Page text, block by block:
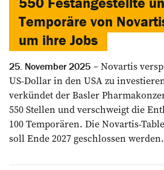
Temporäre von
um ihre Jobs
25. November 2025
Novartis
US-Dollar in den USA zu
verkündet der Basler
550 Stellen und verschweigt die
100 Temporären. Die Novartis-
soll Ende 2027 geschlossen werden.